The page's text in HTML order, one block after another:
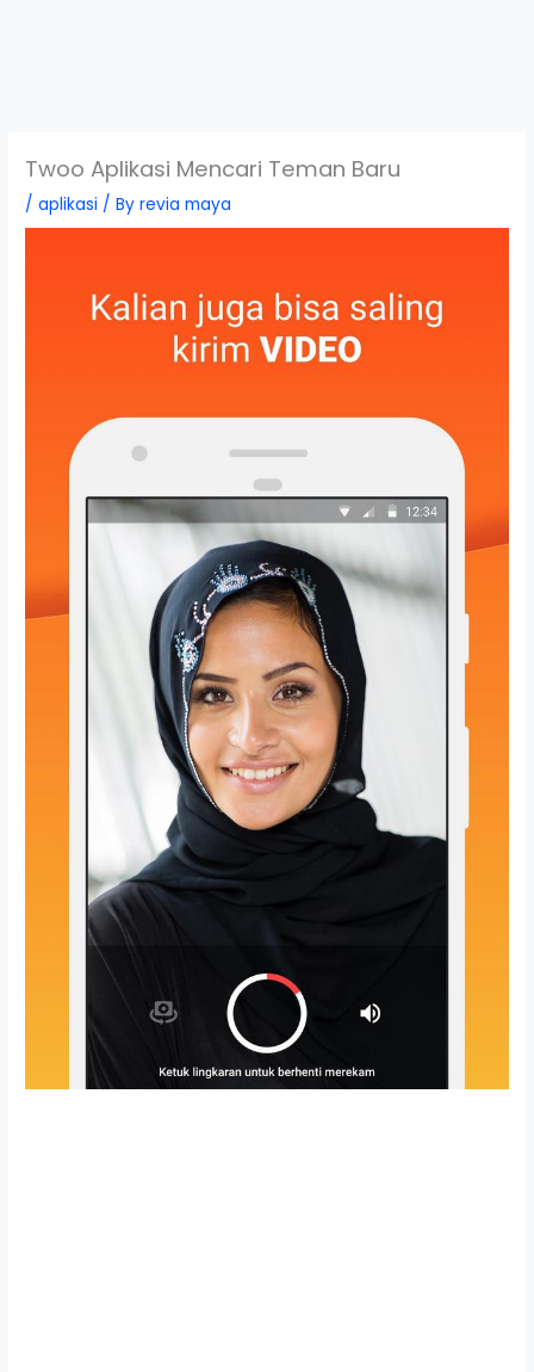
Twoo Aplikasi Mencari Teman Baru
/aplikasi / Byrevia maya